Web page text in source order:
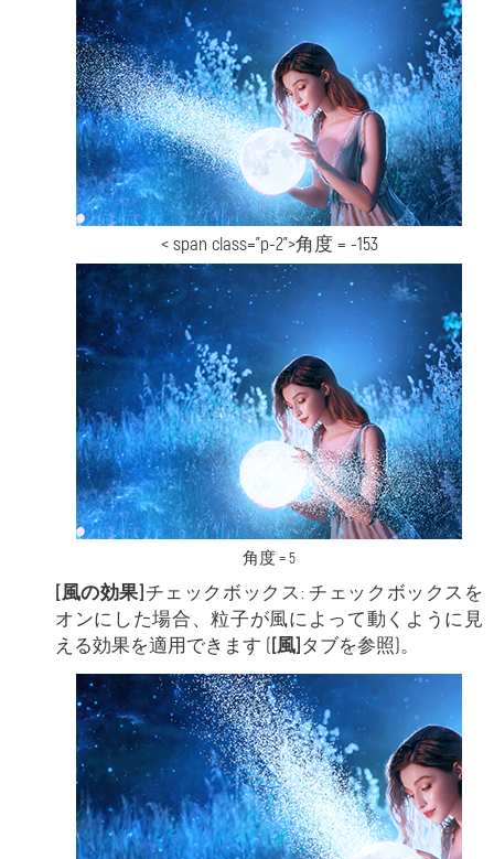
< span class="p-2">角度 = -153
角度 = 5
[風の効果]チェックボックス: チェックボックスを
オンにした場合、粒子が風によって動くように見
える効果を適用できます ([風]タブを参照)。